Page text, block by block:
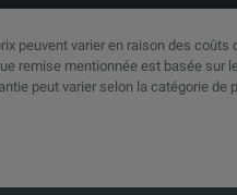
varier en raison des
remise mentionnée est basée
peut varier selon la catégorie